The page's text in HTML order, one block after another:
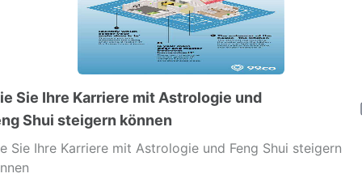
Sie Ihre Karriere mit Astrologie und
Shui steigern können
Sie Ihre Karriere mit Astrologie und Feng Shui steigern